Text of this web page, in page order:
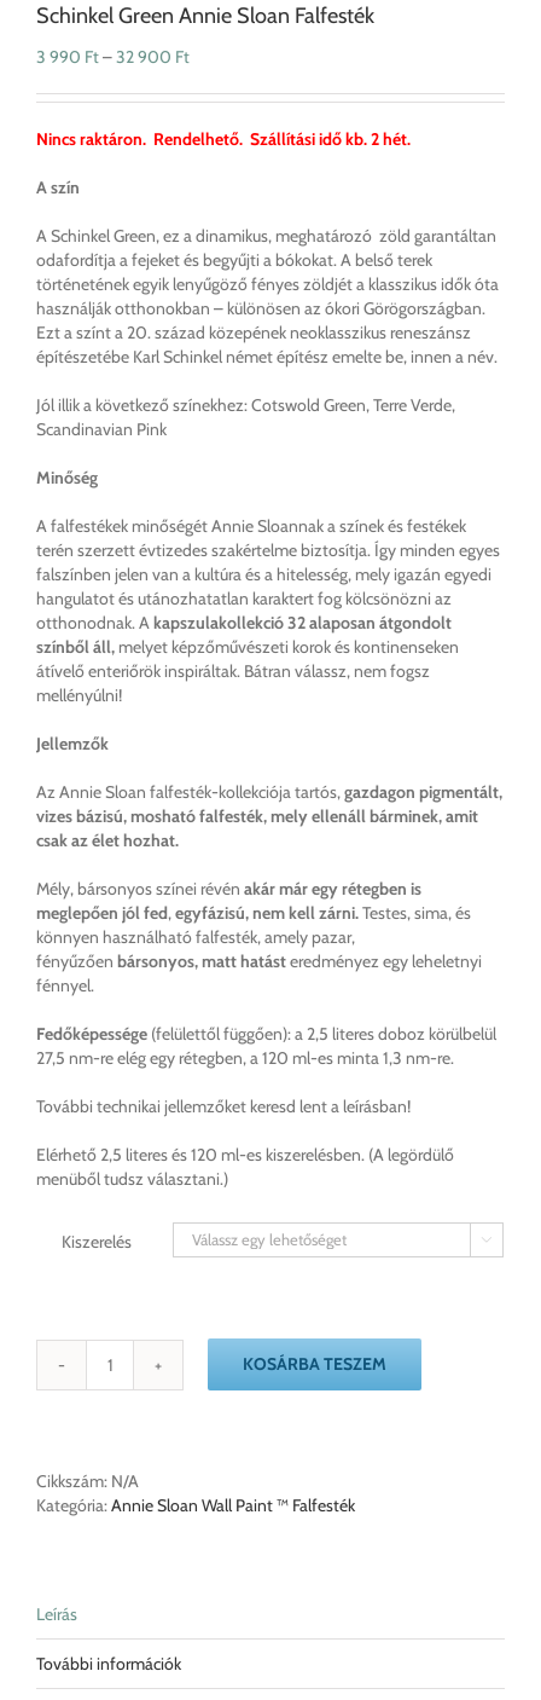
Schinkel Green Annie Sloan Falfesték
3 990 Ft–32 900 FtÁrtartomány:
990 Ft
-
32
Nincs raktáron. Rendelhető. Szállítási idő kb. 2 hét.
A szín
A Schinkel Green, ez a dinamikus, meghatározó zöld garantáltan
odafordítja a fejeket és begyűjti a bókokat. A belső terek
történetének egyik lenyűgöző fényes zöldjét a klasszikus idők óta
használják otthonokban – különösen az ókori Görögországban.
Ezt a színt a 20. század közepének neoklasszikus reneszánsz
építészetébe Karl Schinkel német építész emelte be, innen a név.
Jól illik a következő színekhez: Cotswold Green, Terre Verde,
Scandinavian Pink
Minőség
A falfestékek minőségét Annie Sloannak a színek és festékek
terén szerzett évtizedes szakértelme biztosítja. Így minden egyes
falszínben jelen van a kultúra és a hitelesség, mely igazán egyedi
hangulatot és utánozhatatlan karaktert fog kölcsönözni az
otthonodnak. Akapszulakollekció32 alaposan átgondolt
színből áll, melyet képzőművészeti korok és kontinenseken
átívelő enteriőrök inspiráltak. Bátran válassz, nem fogsz
mellényúlni!
Jellemzők
Az Annie Sloan falfesték-kollekciója tartós,gazdagon pigmentált,
vizes bázisú, mosható falfesték, mely ellenáll bárminek, amit
csak az élet hozhat.
Mély, bársonyos színei révén akár már egy rétegben is
meglepően jól fed,egyfázisú, nem kell zárni.Testes, sima, és
könnyen használható falfesték, amely pazar,
fényűzően bársonyos, matt hatásteredményez egy leheletnyi
fénnyel.
Fedőképessége (felülettől függően): a 2,5 literes doboz körülbelül
27,5 nm-re elég egy rétegben, a 120 ml-es minta 1,3 nm-re.
További technikai jellemzőket keresd lent a leírásban!
Elérhető 2,5 literes és 120 ml-es kiszerelésben. (A legördülő
menüből tudsz választani.)
Kiszerelés 
Schinkel
Falfesték
mennyiség
KOSÁRBA TESZEM
Cikkszám: N/A
Kategória:Annie Sloan Wall Paint ™ Falfesték
Leírás
További információk